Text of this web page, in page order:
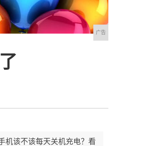
广告
机该不该每天关机充电？看